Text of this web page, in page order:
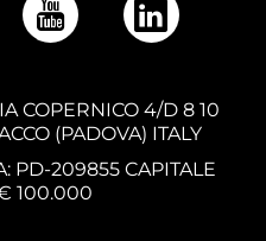
COPERNICO 4/D 8 10
(PADOVA) ITALY
PD-209855 CAPITALE
100.000